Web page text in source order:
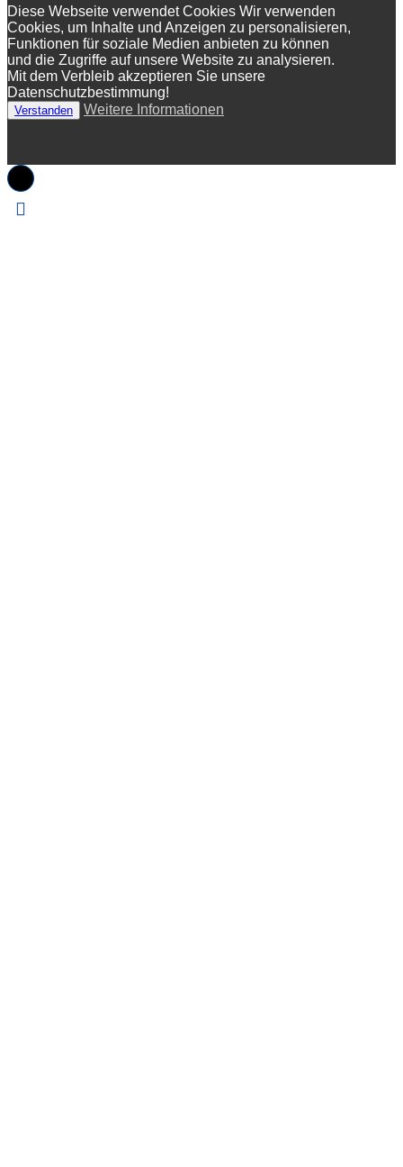
Diese Webseite verwendet Cookies Wir verwenden
Cookies, um Inhalte und Anzeigen zu personalisieren,
Funktionen für soziale Medien anbieten zu können
und die Zugriffe auf unsere Website zu analysieren.
Mit dem Verbleib akzeptieren Sie unsere
Datenschutzbestimmung!
Verstanden Weitere Informationen